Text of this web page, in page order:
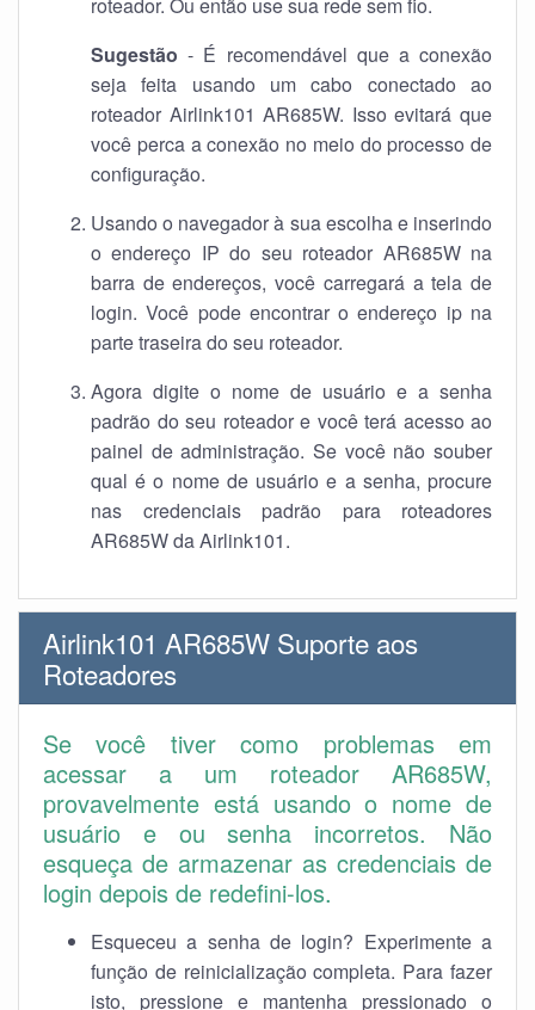
Sugestão - É recomendável que a conexão
seja feita usando um cabo conectado ao
roteador Airlink101 AR685W. Isso evitará que
você perca a conexão no meio do processo de
configuração.
Usando o navegador à sua escolha e inserindo
o endereço IP do seu roteador AR685W na
barra de endereços, você carregará a tela de
login. Você pode encontrar o endereço ip na
parte traseira do seu roteador.
Agora digite o nome de usuário e a senha
padrão do seu roteador e você terá acesso ao
painel de administração. Se você não souber
qual é o nome de usuário e a senha, procure
nas credenciais padrão para roteadores
AR685W da Airlink101.
Airlink101 AR685W Suporte aos
Roteadores
Se você tiver como problemas em
acessar a um roteador AR685W,
provavelmente está usando o nome de
usuário e ou senha incorretos. Não
esqueça de armazenar as credenciais de
login depois de redefini-los.
Esqueceu a senha de login? Experimente a
função de reinicialização completa. Para fazer
isto, pressione e mantenha pressionado o